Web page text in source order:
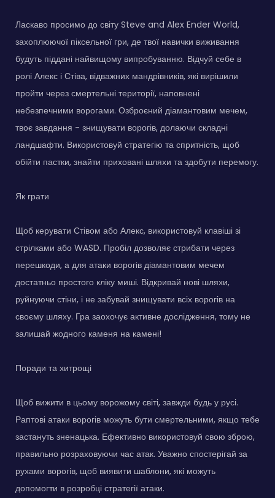
Ласкаво просимо до світу Steve and Alex Ender World,
захоплюючої піксельної гри, де твої навички виживання
будуть піддані найвищому випробуванню. Відчуй себе в
ролі Алекс і Стіва, відважних мандрівників, які вирішили
пройти через смертельні території, наповнені
небезпечними ворогами. Озброєний діамантовим мечем,
твоє завдання - знищувати ворогів, долаючи складні
ландшафти. Використовуй стратегію та спритність, щоб
обійти пастки, знайти приховані шляхи та здобути перемогу.
Як грати
Щоб керувати Стівом або Алекс, використовуй клавіші зі
стрілками або WASD. Пробіл дозволяє стрибати через
перешкоди, а для атаки ворогів діамантовим мечем
достатньо простого кліку миші. Відкривай нові шляхи,
руйнуючи стіни, і не забувай знищувати всіх ворогів на
своєму шляху. Гра заохочує активне дослідження, тому не
залишай жодного каменя на камені!
Поради та хитрощі
Щоб вижити в цьому ворожому світі, завжди будь у русі.
Раптові атаки ворогів можуть бути смертельними, якщо тебе
застануть зненацька. Ефективно використовуй свою зброю,
правильно розраховуючи час атак. Уважно спостерігай за
рухами ворогів, щоб виявити шаблони, які можуть
допомогти в розробці стратегії атаки.